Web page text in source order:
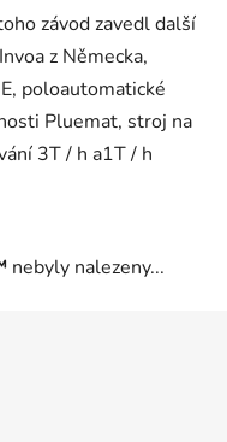
závod zavedl další
z Německa,
poloautomatické
Pluemat, stroj na
3T / h a1T / h
nebyly nalezeny...